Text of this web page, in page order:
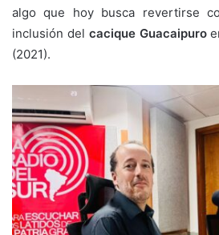
algo que hoy busca revertirse
inclusión del cacique Guacaipuro
(2021).